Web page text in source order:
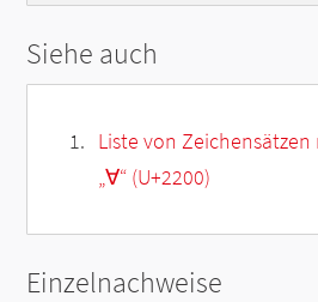
Siehe auch
Liste von
„∀“ (U+2200)
Einzelnachweise